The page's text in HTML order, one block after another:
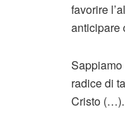
favorire
anticipare
radice di
Cristo (…).